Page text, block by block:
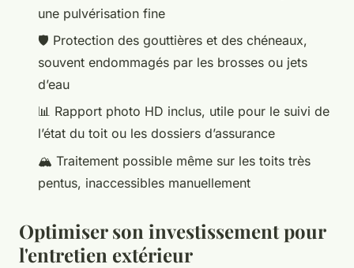
une pulvérisation fine
🛡️ Protection des gouttières et des chéneaux,
souvent endommagés par les brosses ou jets
d’eau
📊 Rapport photo HD inclus, utile pour le suivi de
l’état du toit ou les dossiers d’assurance
🏔️ Traitement possible même sur les toits très
pentus, inaccessibles manuellement
Optimiser son investissement pour
l'entretien extérieur